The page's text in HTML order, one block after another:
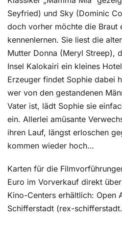
Seyfried) und Sky (Dominic
doch vorher möchte die Braut
kennenlernen. Sie liest die
Mutter Donna (Meryl Streep),
Insel Kalokairi ein kleines
Erzeuger findet Sophie dabei
wer von den gestandenen
Vater ist, lädt Sophie sie
ein. Allerlei amüsante
ihren Lauf, längst erloschen
kommen wieder hoch…
Karten für die
Euro im Vorverkauf direkt
Kino-Centers erhältlich: Open
Schifferstadt (rex-